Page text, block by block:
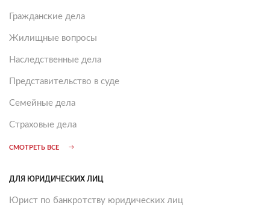
Гражданские дела
Жилищные вопросы
Наследственные дела
Представительство в суде
Семейные дела
Страховые дела
СМОТРЕТЬ ВСЕ
ДЛЯ ЮРИДИЧЕСКИХ ЛИЦ
Юрист по банкротству юридических лиц